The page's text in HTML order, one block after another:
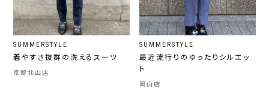
SUMMERSTYLE
着やすさ抜群の洗えるスーツ
京都北山店
SUMMERSTYLE
最近流行りのゆったりシルエッ
ト
岡山店